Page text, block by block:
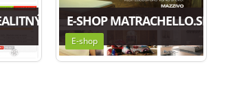
PORTÁL EURO-HELPER.COM
E-SHOP MATRACHELLO.SK
E-shop